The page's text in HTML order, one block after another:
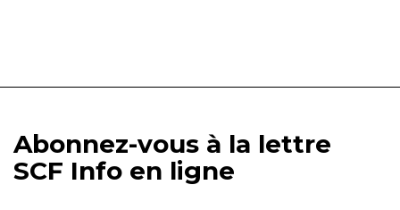
Abonnez-vous à la lettre
SCF Info en ligne